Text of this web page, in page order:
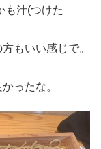
汁(つけた
もいい感じで。
ったな。